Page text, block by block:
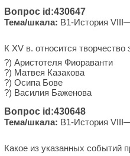
Вопрос id:430647
Тема/шкала: B1-История
К XV в. относится творчество
?) Ари­сто­те­ля Фиораванти
?) Мат­вея Казакова
?) Осипа Бове
?) Ва­си­лия Ба­же­но­ва
Вопрос id:430648
Тема/шкала: B1-История
Какое из указанных событий